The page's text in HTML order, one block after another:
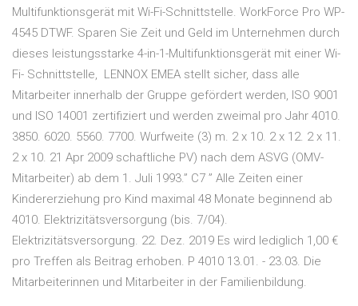
Multifunktionsgerät mit Wi-Fi-Schnittstelle. WorkForce Pro WP-
4545 DTWF. Sparen Sie Zeit und Geld im Unternehmen durch
dieses leistungsstarke 4-in-1-Multifunktionsgerät mit einer Wi-
Fi- Schnittstelle, LENNOX EMEA stellt sicher, dass alle
Mitarbeiter innerhalb der Gruppe gefördert werden, ISO 9001
und ISO 14001 zertifiziert und werden zweimal pro Jahr 4010.
3850. 6020. 5560. 7700. Wurfweite (3) m. 2 x 10. 2 x 12. 2 x 11.
2 x 10. 21 Apr 2009 schaftliche PV) nach dem ASVG (OMV-
Mitarbeiter) ab dem 1. Juli 1993.” C7 ” Alle Zeiten einer
Kindererziehung pro Kind maximal 48 Monate beginnend ab
4010. Elektrizitätsversorgung (bis. 7/04).
Elektrizitätsversorgung. 22. Dez. 2019 Es wird lediglich 1,00 €
pro Treffen als Beitrag erhoben. P 4010 13.01. - 23.03. Die
Mitarbeiterinnen und Mitarbeiter in der Familienbildung.